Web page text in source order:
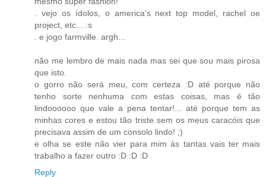
. vejo os ídolos, o america's next top model, rachel oe
project, etc... :s
. e jogo farmville. argh...
não me lembro de mais nada mas sei que sou mais pirosa
que isto.
o gorro não será meu, com certeza :D até porque não
tenho sorte nenhuma com estas coisas, mas é tão
lindoooooo que vale a pena tentar!... até porque tem as
minhas cores e estou tão triste sem os meus caracóis que
precisava assim de um consolo lindo! ;)
e olha se este não vier para mim às tantas vais ter mais
trabalho a fazer outro :D :D :D
Reply